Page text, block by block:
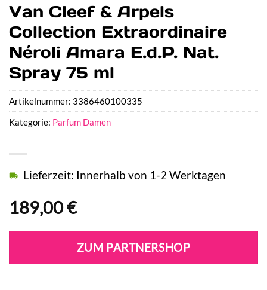
Van Cleef & Arpels
Collection Extraordinaire
Néroli Amara E.d.P. Nat.
Spray 75 ml
189,00€
Lieferzeit: Innerhalb von 1-2 Werktagen
ZUM PARTNERSHOP
Artikelnummer: 3386460100335
Kategorie: Parfum Damen